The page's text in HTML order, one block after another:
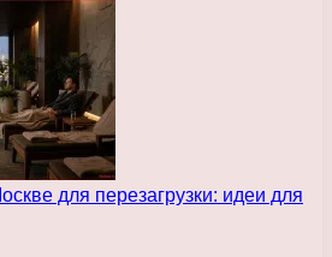
для перезагрузки: идеи для